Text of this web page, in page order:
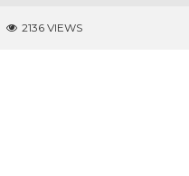
2136 VIEWS